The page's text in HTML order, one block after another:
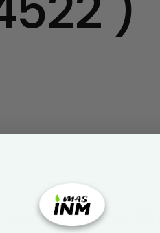
NOOTRÓPICO –